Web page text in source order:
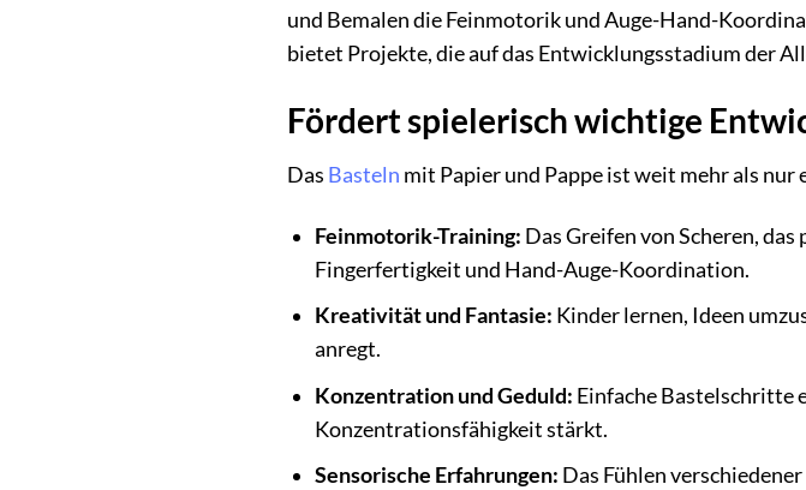
und Bemalen die Feinmotorik und Auge-Hand-
bietet Projekte, die auf das Entwicklungsstadium der
Fördert spielerisch wichtige
Das Basteln mit Papier und Pappe ist weit mehr als
Feinmotorik-Training: Das Greifen von Scheren,
Fingerfertigkeit und Hand-Auge-Koordination.
Kreativität und Fantasie: Kinder lernen, Ideen
anregt.
Konzentration und Geduld: Einfache Bastelschritte
Konzentrationsfähigkeit stärkt.
Sensorische Erfahrungen: Das Fühlen